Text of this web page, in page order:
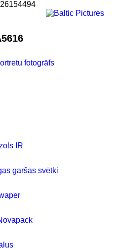
26154494
IR
garšas svētki